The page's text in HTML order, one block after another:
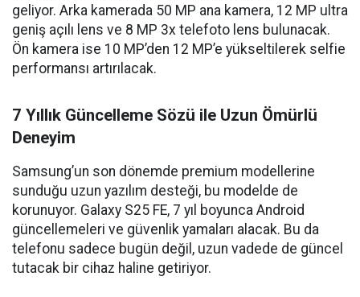
geliyor. Arka kamerada 50 MP ana kamera, 12 MP ultra
geniş açılı lens ve 8 MP 3x telefoto lens bulunacak.
Ön kamera ise 10 MP’den 12 MP’e yükseltilerek selfie
performansı artırılacak.
7 Yıllık Güncelleme Sözü ile Uzun Ömürlü
Deneyim
Samsung’un son dönemde premium modellerine
sunduğu uzun yazılım desteği, bu modelde de
korunuyor. Galaxy S25 FE, 7 yıl boyunca Android
güncellemeleri ve güvenlik yamaları alacak. Bu da
telefonu sadece bugün değil, uzun vadede de güncel
tutacak bir cihaz haline getiriyor.